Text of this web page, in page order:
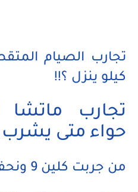
تجارب الصيام
كيلو ينزل ؟!!
تجارب ماتشا
حواء متى يشرب
من جربت كلين 9 ونحفت كم كيلو .. ؟!!